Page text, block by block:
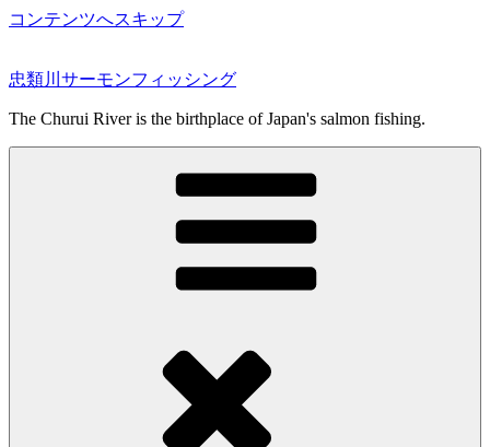
コンテンツへスキップ
忠類川サーモンフィッシング
The Churui River is the birthplace of Japan's salmon fishing.